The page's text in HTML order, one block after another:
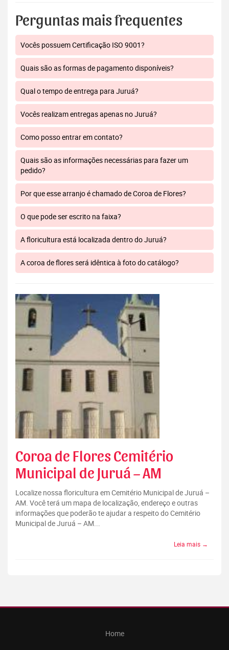
Perguntas mais frequentes
Vocês possuem Certificação ISO 9001?
Quais são as formas de pagamento disponíveis?
Qual o tempo de entrega para Juruá?
Vocês realizam entregas apenas no Juruá?
Como posso entrar em contato?
Quais são as informações necessárias para fazer um
pedido?
Por que esse arranjo é chamado de Coroa de Flores?
O que pode ser escrito na faixa?
A floricultura está localizada dentro do Juruá?
A coroa de flores será idêntica à foto do catálogo?
Coroa de Flores Cemitério
Municipal de Juruá – AM
Localize nossa floricultura em Cemitério Municipal de Juruá –
AM. Você terá um mapa de localização, endereço e outras
informações que poderão te ajudar a respeito do Cemitério
Municipal de Juruá – AM...
Leia mais →
Home